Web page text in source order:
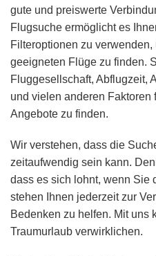
gute und preiswerte
Flugsuche ermöglicht es
Filteroptionen zu
geeigneten Flüge zu finden.
Fluggesellschaft, Abflugzeit,
und vielen anderen Faktoren
Angebote zu finden.
Wir verstehen, dass die
zeitaufwendig sein kann.
dass es sich lohnt, wenn Sie
stehen Ihnen jederzeit zur
Bedenken zu helfen. Mit uns
Traumurlaub verwirklichen.